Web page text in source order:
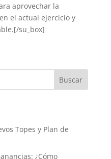
aprovechar la
el actual ejercicio y
su_box]
Buscar
Topes y Plan de
¿Cómo